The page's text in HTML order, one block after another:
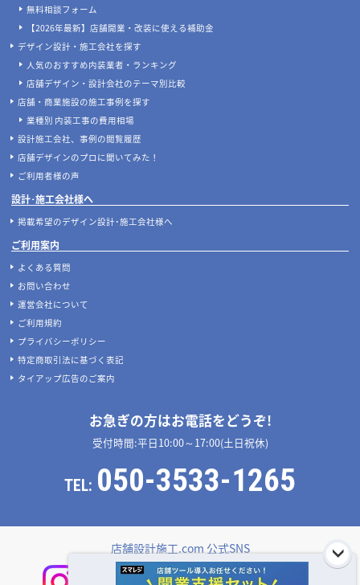
無料相談フォーム
【2026年最新】店舗開業・改装に使える補助金
デザイン設計・施工会社を探す
人気のおすすめ内装業者・ランキング
店舗デザイン・設計会社のテーマ別比較
店舗・商業施設の施工事例を探す
業種別 内装工事の費用相場
設計施工会社、事例の閲覧履歴
店舗デザインのプロに聞いてみた！
ご利用者様の声
設計･施工会社様へ
掲載希望のデザイン設計･施工会社様へ
ご利用案内
よくある質問
お問い合わせ
運営会社について
ご利用規約
プライバシーポリシー
特定商取引法に基づく表記
タイアップ広告のご案内
お急ぎの方はお電話をどうぞ!
受付時間:平日10:00～17:00(土日祝休)
TEL: 050-3533-1265
店舗設計施工.com 公式SNS